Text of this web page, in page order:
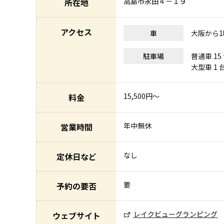
所在地
アクセス 車 大阪から
駐車場
普通車 15
大型車 1
料金 15,500円〜
営業時間 年中無休
定休日など なし
予約の要否 要
ウェブサイト レイクビューグランピング